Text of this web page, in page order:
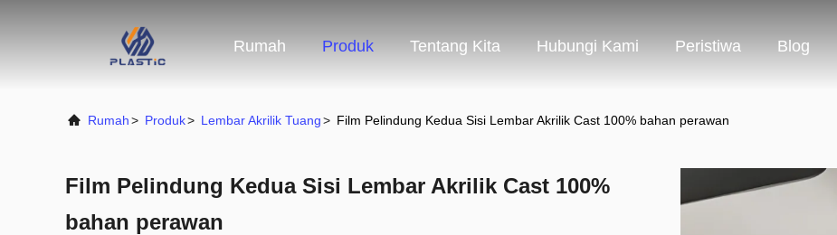
Rumah Produk Tentang Kita Hubungi Kami Peristiwa Blog
Rumah> Produk> Lembar Akrilik Tuang> Film Pelindung Kedua Sisi Lembar Akrilik Cast 100% bahan perawan
Film Pelindung Kedua Sisi Lembar Akrilik Cast 100%
bahan perawan